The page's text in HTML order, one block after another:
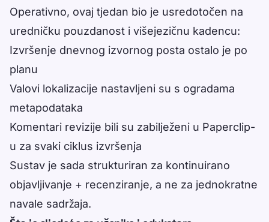
Operativno, ovaj tjedan bio je usredotočen na
uredničku pouzdanost i višejezičnu kadencu:
Izvršenje dnevnog izvornog posta ostalo je po
planu
Valovi lokalizacije nastavljeni su s ogradama
metapodataka
Komentari revizije bili su zabilježeni u Paperclip-
u za svaki ciklus izvršenja
Sustav je sada strukturiran za kontinuirano
objavljivanje + recenziranje, a ne za jednokratne
navale sadržaja.